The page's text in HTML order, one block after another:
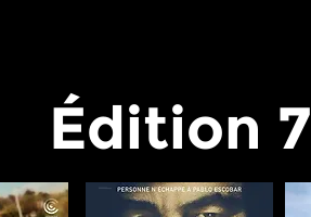
Édition 7